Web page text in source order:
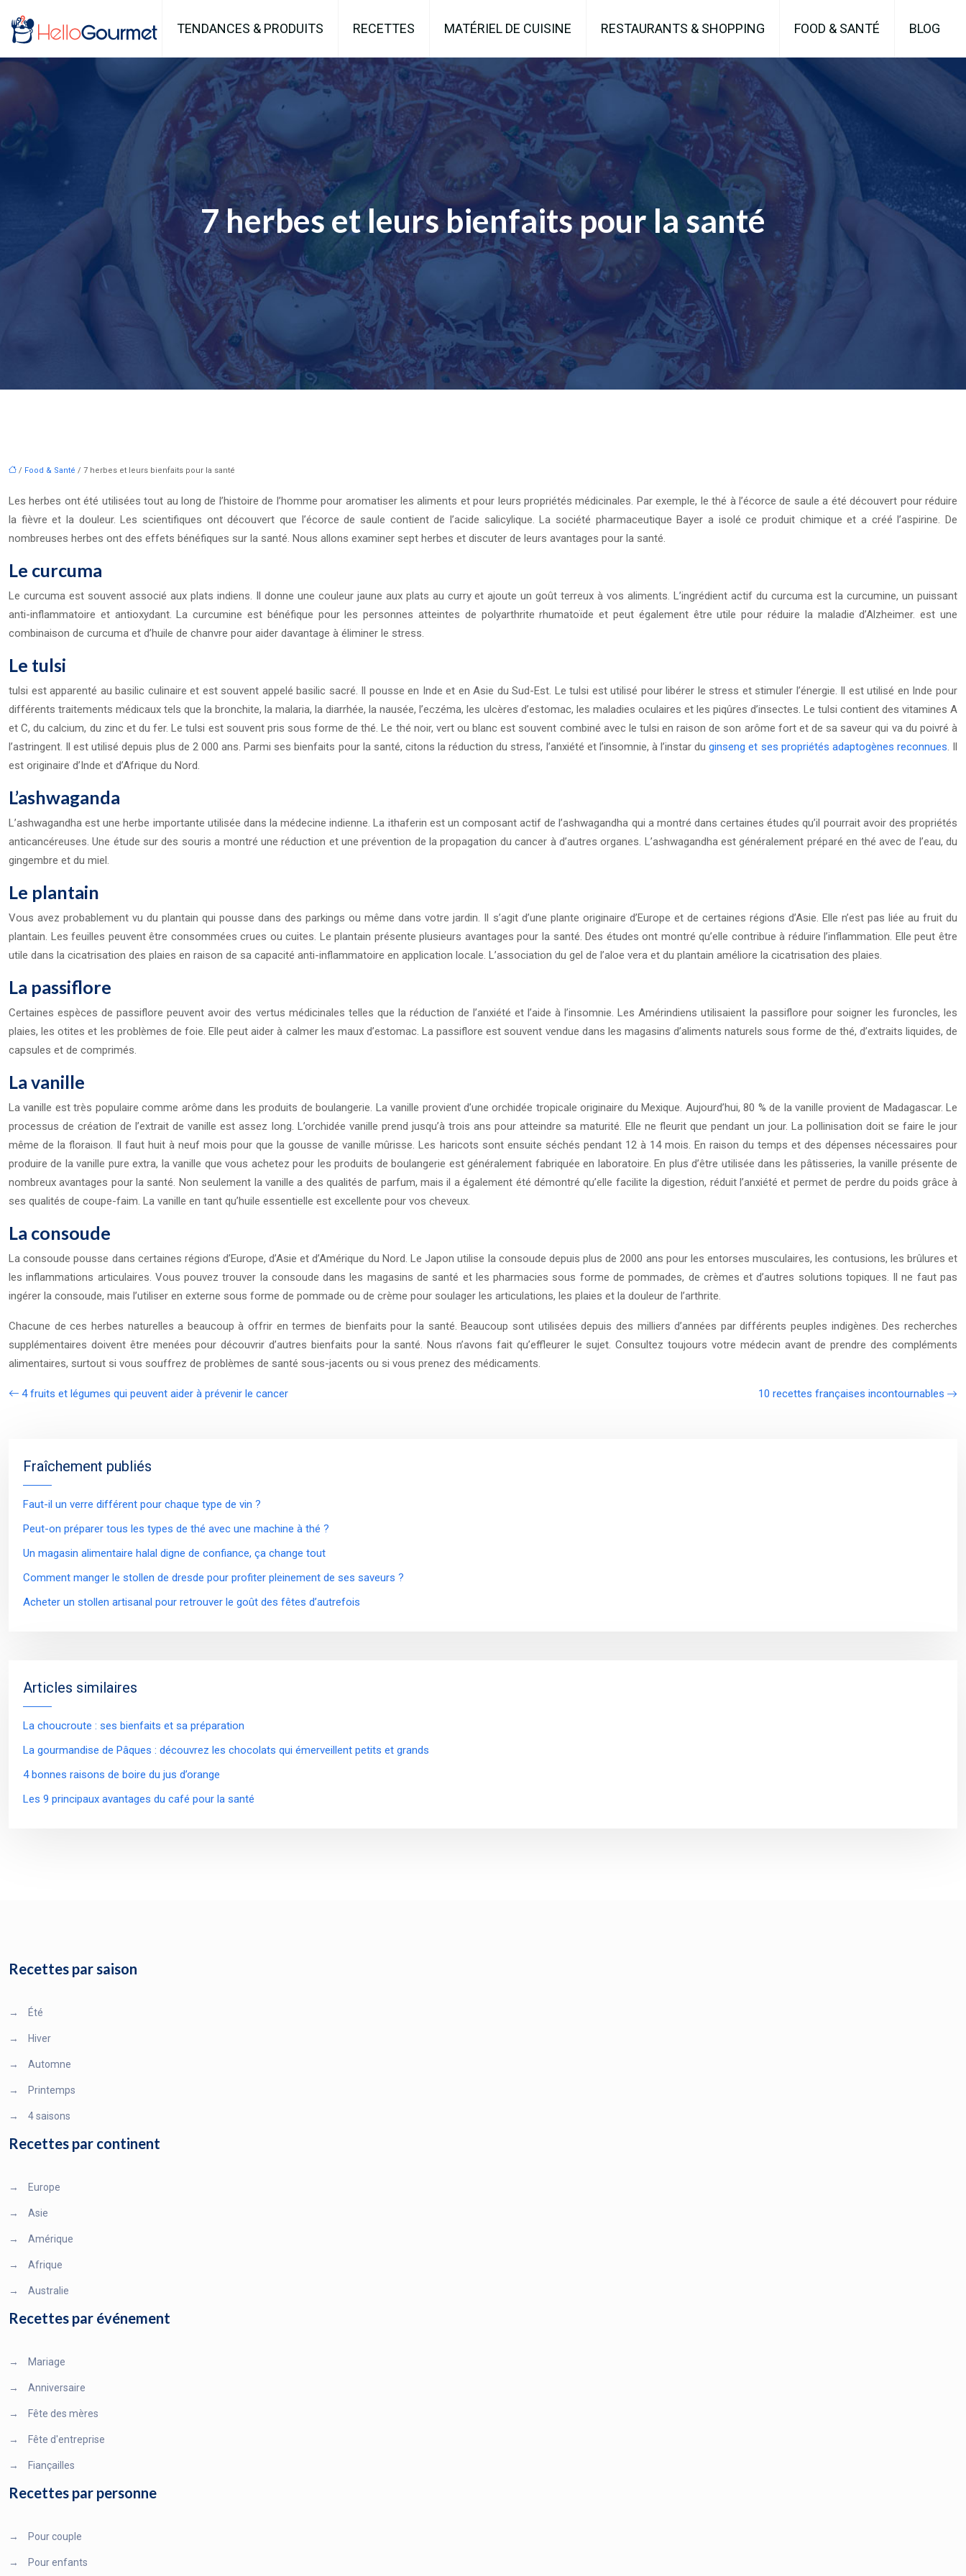
TENDANCES & PRODUITS RECETTES MATÉRIEL DE CUISINE RESTAURANTS & SHOPPING FOOD & SANTÉ BLOG
7 herbes et leurs bienfaits pour la santé
/ Food & Santé / 7 herbes et leurs bienfaits pour la santé
Les herbes ont été utilisées tout au long de l’histoire de l’homme pour aromatiser les aliments et pour leurs propriétés médicinales. Par exemple, le thé à l’écorce de saule a été découvert pour réduire
la fièvre et la douleur. Les scientifiques ont découvert que l’écorce de saule contient de l’acide salicylique. La société pharmaceutique Bayer a isolé ce produit chimique et a créé l’aspirine. De
nombreuses herbes ont des effets bénéfiques sur la santé. Nous allons examiner sept herbes et discuter de leurs avantages pour la santé.
Le curcuma
Le curcuma est souvent associé aux plats indiens. Il donne une couleur jaune aux plats au curry et ajoute un goût terreux à vos aliments. L’ingrédient actif du curcuma est la curcumine, un puissant
anti-inflammatoire et antioxydant. La curcumine est bénéfique pour les personnes atteintes de polyarthrite rhumatoïde et peut également être utile pour réduire la maladie d’Alzheimer. est une
combinaison de curcuma et d’huile de chanvre pour aider davantage à éliminer le stress.
Le tulsi
tulsi est apparenté au basilic culinaire et est souvent appelé basilic sacré. Il pousse en Inde et en Asie du Sud-Est. Le tulsi est utilisé pour libérer le stress et stimuler l’énergie. Il est utilisé en Inde pour
différents traitements médicaux tels que la bronchite, la malaria, la diarrhée, la nausée, l’eczéma, les ulcères d’estomac, les maladies oculaires et les piqûres d’insectes. Le tulsi contient des vitamines A
et C, du calcium, du zinc et du fer. Le tulsi est souvent pris sous forme de thé. Le thé noir, vert ou blanc est souvent combiné avec le tulsi en raison de son arôme fort et de sa saveur qui va du poivré à
l’astringent. Il est utilisé depuis plus de 2 000 ans. Parmi ses bienfaits pour la santé, citons la réduction du stress, l’anxiété et l’insomnie, à l’instar duginseng et ses propriétés adaptogènes reconnues. Il
est originaire d’Inde et d’Afrique du Nord.
L’ashwaganda
L’ashwagandha est une herbe importante utilisée dans la médecine indienne. La ithaferin est un composant actif de l’ashwagandha qui a montré dans certaines études qu’il pourrait avoir des propriétés
anticancéreuses. Une étude sur des souris a montré une réduction et une prévention de la propagation du cancer à d’autres organes. L’ashwagandha est généralement préparé en thé avec de l’eau, du
gingembre et du miel.
Le plantain
Vous avez probablement vu du plantain qui pousse dans des parkings ou même dans votre jardin. Il s’agit d’une plante originaire d’Europe et de certaines régions d’Asie. Elle n’est pas liée au fruit du
plantain. Les feuilles peuvent être consommées crues ou cuites. Le plantain présente plusieurs avantages pour la santé. Des études ont montré qu’elle contribue à réduire l’inflammation. Elle peut être
utile dans la cicatrisation des plaies en raison de sa capacité anti-inflammatoire en application locale. L’association du gel de l’aloe vera et du plantain améliore la cicatrisation des plaies.
La passiflore
Certaines espèces de passiflore peuvent avoir des vertus médicinales telles que la réduction de l’anxiété et l’aide à l’insomnie. Les Amérindiens utilisaient la passiflore pour soigner les furoncles, les
plaies, les otites et les problèmes de foie. Elle peut aider à calmer les maux d’estomac. La passiflore est souvent vendue dans les magasins d’aliments naturels sous forme de thé, d’extraits liquides, de
capsules et de comprimés.
La vanille
La vanille est très populaire comme arôme dans les produits de boulangerie. La vanille provient d’une orchidée tropicale originaire du Mexique. Aujourd’hui, 80 % de la vanille provient de Madagascar. Le
processus de création de l’extrait de vanille est assez long. L’orchidée vanille prend jusqu’à trois ans pour atteindre sa maturité. Elle ne fleurit que pendant un jour. La pollinisation doit se faire le jour
même de la floraison. Il faut huit à neuf mois pour que la gousse de vanille mûrisse. Les haricots sont ensuite séchés pendant 12 à 14 mois. En raison du temps et des dépenses nécessaires pour
produire de la vanille pure extra, la vanille que vous achetez pour les produits de boulangerie est généralement fabriquée en laboratoire. En plus d’être utilisée dans les pâtisseries, la vanille présente de
nombreux avantages pour la santé. Non seulement la vanille a des qualités de parfum, mais il a également été démontré qu’elle facilite la digestion, réduit l’anxiété et permet de perdre du poids grâce à
ses qualités de coupe-faim. La vanille en tant qu’huile essentielle est excellente pour vos cheveux.
La consoude
La consoude pousse dans certaines régions d’Europe, d’Asie et d’Amérique du Nord. Le Japon utilise la consoude depuis plus de 2000 ans pour les entorses musculaires, les contusions, les brûlures et
les inflammations articulaires. Vous pouvez trouver la consoude dans les magasins de santé et les pharmacies sous forme de pommades, de crèmes et d’autres solutions topiques. Il ne faut pas
ingérer la consoude, mais l’utiliser en externe sous forme de pommade ou de crème pour soulager les articulations, les plaies et la douleur de l’arthrite.
Chacune de ces herbes naturelles a beaucoup à offrir en termes de bienfaits pour la santé. Beaucoup sont utilisées depuis des milliers d’années par différents peuples indigènes. Des recherches
supplémentaires doivent être menées pour découvrir d’autres bienfaits pour la santé. Nous n’avons fait qu’effleurer le sujet. Consultez toujours votre médecin avant de prendre des compléments
alimentaires, surtout si vous souffrez de problèmes de santé sous-jacents ou si vous prenez des médicaments.
4 fruits et légumes qui peuvent aider à prévenir le cancer 10 recettes françaises incontournables
Fraîchement publiés
Faut-il un verre différent pour chaque type de vin ?
Peut-on préparer tous les types de thé avec une machine à thé ?
Un magasin alimentaire halal digne de confiance, ça change tout
Comment manger le stollen de dresde pour profiter pleinement de ses saveurs ?
Acheter un stollen artisanal pour retrouver le goût des fêtes d’autrefois
Articles similaires
La choucroute : ses bienfaits et sa préparation
La gourmandise de Pâques : découvrez les chocolats qui émerveillent petits et grands
4 bonnes raisons de boire du jus d’orange
Les 9 principaux avantages du café pour la santé
Recettes par saison
→ Été
→ Hiver
→ Automne
→ Printemps
→ 4 saisons
Recettes par continent
→ Europe
→ Asie
→ Amérique
→ Afrique
→ Australie
Recettes par événement
→ Mariage
→ Anniversaire
→ Fête des mères
→ Fête d'entreprise
→ Fiançailles
Recettes par personne
→ Pour couple
→ Pour enfants